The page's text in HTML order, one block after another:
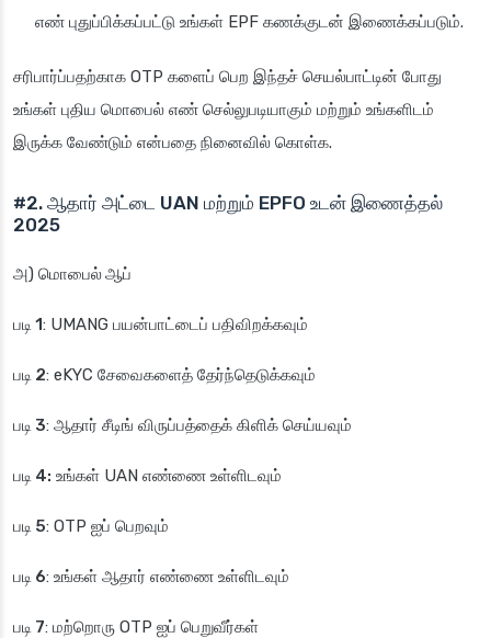
எண் புதுப்பிக்கப்பட்டு உங்கள் EPF கணக்குடன் இணைக்கப்படும்.
சரிபார்ப்பதற்காக OTP களைப் பெற இந்தச் செயல்பாட்டின் போது
உங்கள் புதிய மொபைல் எண் செல்லுபடியாகும் மற்றும் உங்களிடம்
இருக்க வேண்டும் என்பதை நினைவில் கொள்க.
#2. ஆதார் அட்டை UAN மற்றும் EPFO உடன் இணைத்தல்
2025
அ) மொபைல் ஆப்
படி 1: UMANG பயன்பாட்டைப் பதிவிறக்கவும்
படி 2: eKYC சேவைகளைத் தேர்ந்தெடுக்கவும்
படி 3: ஆதார் சீடிங் விருப்பத்தைக் கிளிக் செய்யவும்
படி 4: உங்கள் UAN எண்ணை உள்ளிடவும்
படி 5: OTP ஐப் பெறவும்
படி 6: உங்கள் ஆதார் எண்ணை உள்ளிடவும்
படி 7: மற்றொரு OTP ஐப் பெறுவீர்கள்